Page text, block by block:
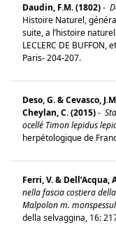
Daudin, F.M. (1802)-
Histoire Naturel,
suite, a l’histoire
LECLERC DE
Paris- 204-207.
Deso, G. & Cevasco,
Cheylan, C. (2015)-
ocellé Timon lepidus
herpétologique de
Ferri, V. & Dell’Acqua,
nella fascia costiera
Malpolon m.
della selvaggina, 16: